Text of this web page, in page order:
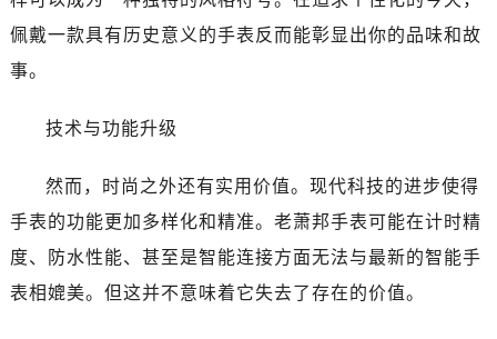
佩戴一款具有历史意义的手表反而能彰显出你的品味和故
事。
技术与功能升级
然而，时尚之外还有实用价值。现代科技的进步使得
手表的功能更加多样化和精准。老萧邦手表可能在计时精
度、防水性能、甚至是智能连接方面无法与最新的智能手
表相媲美。但这并不意味着它失去了存在的价值。